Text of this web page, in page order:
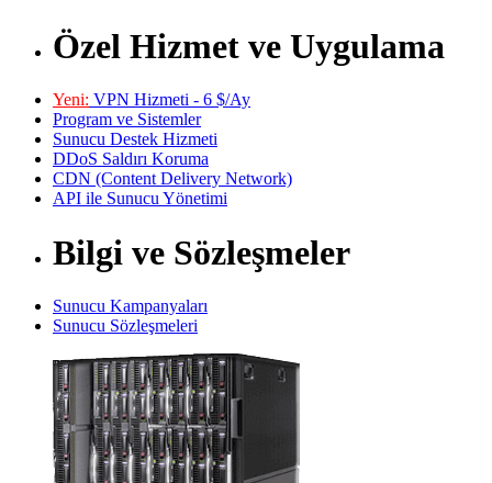
Özel Hizmet ve Uygulama
Yeni: VPN Hizmeti - 6 $/Ay
Program ve Sistemler
Sunucu Destek Hizmeti
DDoS Saldırı Koruma
CDN (Content Delivery Network)
API ile Sunucu Yönetimi
Bilgi ve Sözleşmeler
Sunucu Kampanyaları
Sunucu Sözleşmeleri